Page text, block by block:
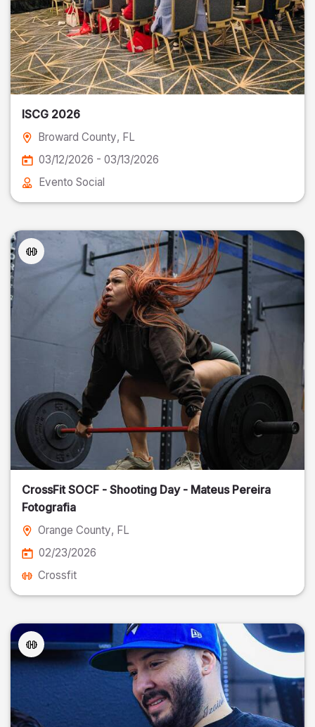
ISCG 2026
Broward County, FL
03/12/2026 - 03/13/2026
Evento Social
CrossFit SOCF - Shooting Day - Mateus Pereira
Fotografia
Orange County, FL
02/23/2026
Crossfit